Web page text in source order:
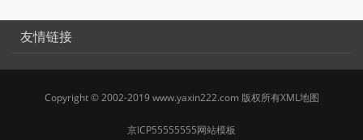
友情链接
Copyright © 2002-2019 www.yaxin222.com 版权所有XML地图
京ICP55555555网站模板